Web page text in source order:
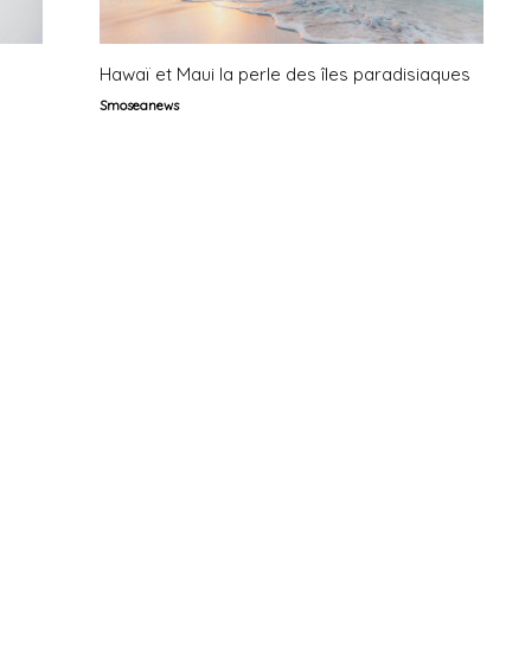
Hawaï et Maui la perle des îles paradisiaques
Smoseanews